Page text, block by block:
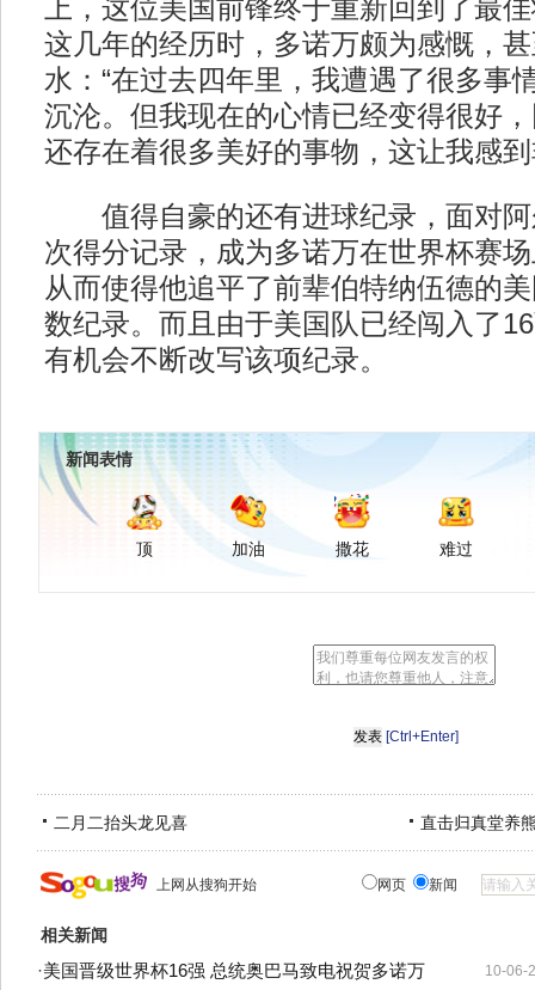
上，这位美国前锋终于重新回到了最
这几年的经历时，多诺万颇为感慨，
水：“在过去四年里，我遭遇了很多事
沉沦。但我现在的心情已经变得很好
还存在着很多美好的事物，这让我感
值得自豪的还有进球纪录，面对阿
次得分记录，成为多诺万在世界杯赛
从而使得他追平了前辈伯特纳伍德的
数纪录。而且由于美国队已经闯入了
有机会不断改写该项纪录。
新闻表情
顶 加油 撒花 难过
[Ctrl+Enter]
二月二抬头龙见喜 直击归真堂养
上网从搜狗开始 网页 新闻
相关新闻
10-06-
·美国晋级世界杯16强 总统奥巴马致电祝贺多诺万